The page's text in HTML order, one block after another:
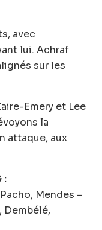
avec
lui. Achraf
sur les
Emery et Lee
la
attaque, aux
:
Mendes –
Dembélé,